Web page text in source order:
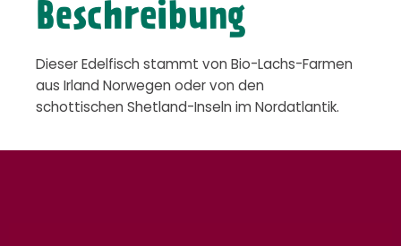
Beschreibung
Dieser Edelfisch stammt von Bio-Lachs-Farmen
aus Irland Norwegen oder von den
schottischen Shetland-Inseln im Nordatlantik.